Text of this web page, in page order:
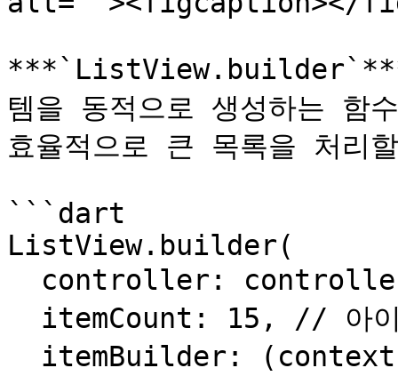
템을 동적으로 생성하는 함
효율적으로 큰 목록을 처리
```dart
ListView.builder(